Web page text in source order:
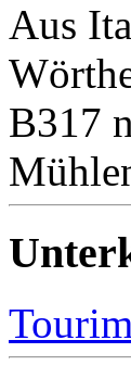
Aus
B317